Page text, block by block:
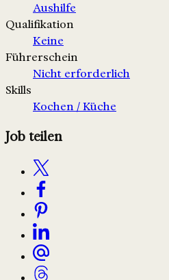
Aushilfe
Qualifikation
Keine
Führerschein
Nicht erforderlich
Skills
Kochen / Küche
Job teilen